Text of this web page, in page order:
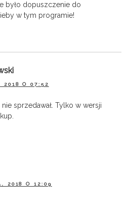
było dopuszczenie do
w tym programie!
2018 O 07:52
sprzedawał. Tylko w wersji
2018 O 12:09